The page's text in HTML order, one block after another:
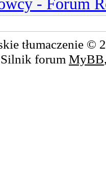
- Forum
tłumaczenie ©
Silnik forum MyBB